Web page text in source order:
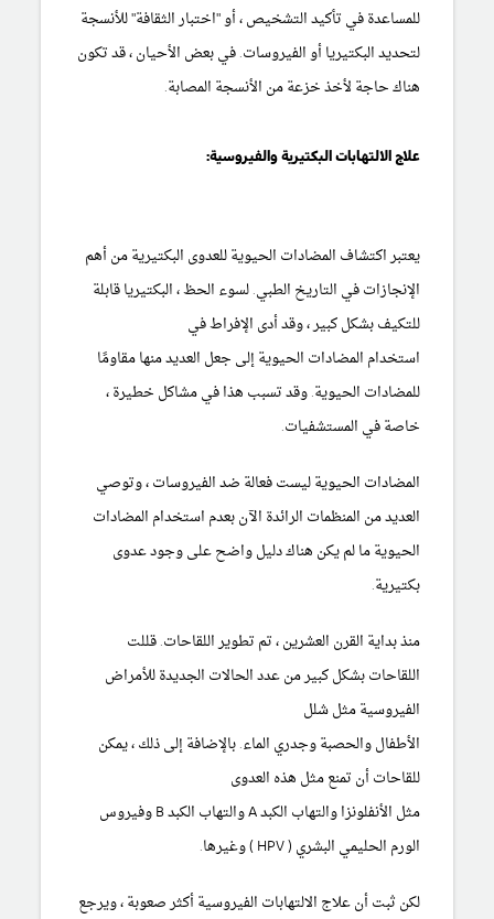
للمساعدة في تأكيد التشخيص ، أو "اختبار الثقافة" للأنسجة
لتحديد البكتيريا أو الفيروسات. في بعض الأحيان ، قد تكون
هناك حاجة لأخذ خزعةمن الأنسجة المصابة.
علاج الالتهابات البكتيرية والفيروسية:
يعتبر اكتشاف المضادات الحيويةللعدوى البكتيرية من أهم
الإنجازات في التاريخ الطبي. لسوء الحظ ، البكتيريا قابلة
للتكيف بشكل كبير ، وقد أدى الإفراط في
استخدام المضادات الحيويةإلى جعل العديد منها مقاومًا
للمضادات الحيوية. وقد تسبب هذا في مشاكل خطيرة ،
خاصة في المستشفيات.
المضادات الحيوية ليست فعالة ضد الفيروسات ، وتوصي
العديد من المنظمات الرائدة الآن بعدم استخدام المضادات
الحيوية ما لم يكن هناك دليل واضح على وجود عدوى
بكتيرية.
منذ بداية القرن العشرين ، تم تطوير اللقاحات.قللت
اللقاحاتبشكل كبير من عدد الحالات الجديدة للأمراض
الفيروسية مثلشلل
الأطفالوالحصبةوجدري الماء. بالإضافة إلى ذلك ، يمكن
للقاحات أن تمنع مثل هذه العدوى
مثل الأنفلونزاوالتهاب الكبد
A والتهاب الكبد B وفيروس
الورم الحليمي البشري (HPV) وغيرها.
لكن ثبت أن علاج الالتهابات الفيروسية أكثر صعوبة ، ويرجع